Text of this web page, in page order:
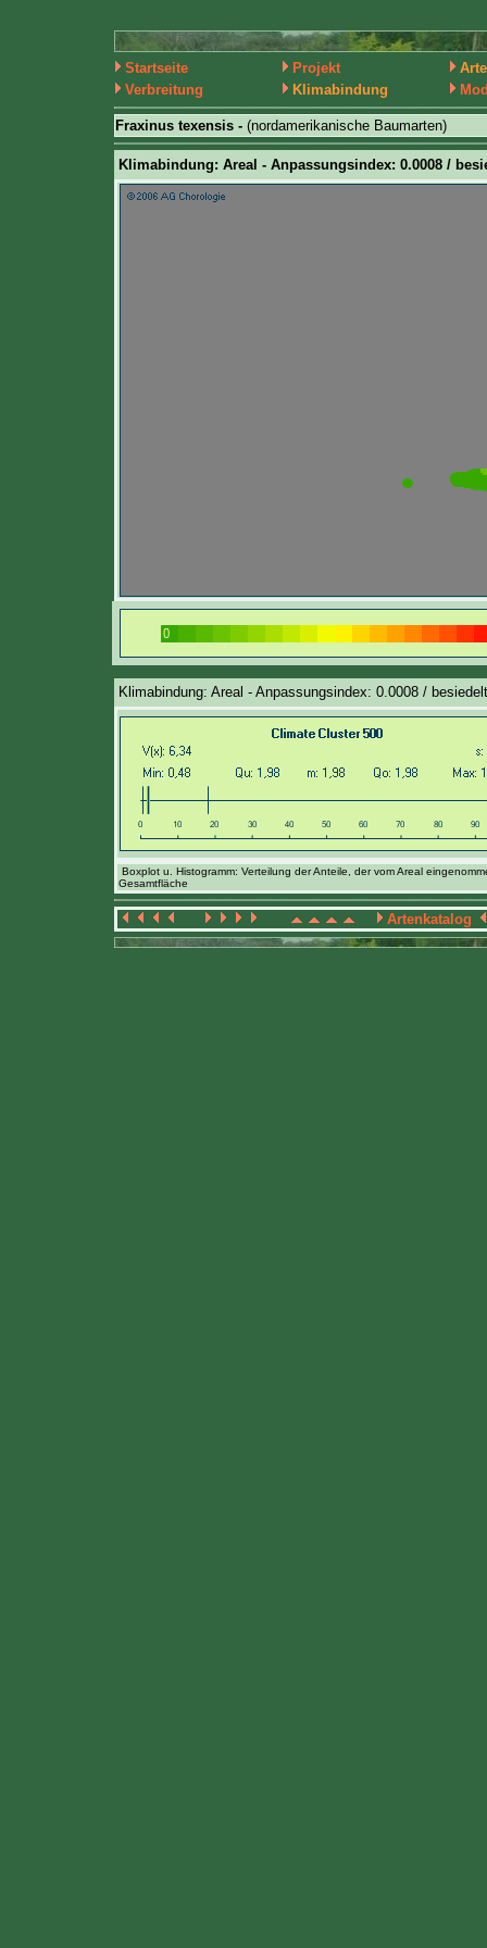
Startseite Projekt
Verbreitung
Klimabindung
Fraxinus texensis - (nordamerikanische Baumarten)
Klimabindung: Areal - Anpassungsindex: 0.0008 /
Klimabindung: Areal - Anpassungsindex: 0.0008 /
Boxplot u. Histogramm: Verteilung der Anteile, der vom Areal
Gesamtfläche
Artenkatalog